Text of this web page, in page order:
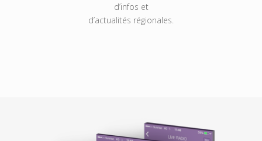
d’infos et
d’actualités régionales.